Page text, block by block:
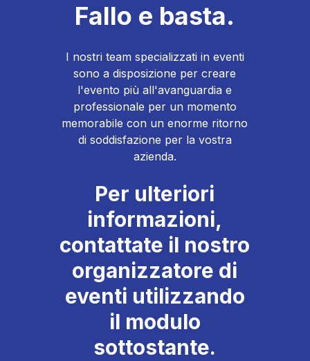
Fallo e basta.
I nostri team specializzati in eventi
sono a disposizione per creare
l'evento più all'avanguardia e
professionale per un momento
memorabile con un enorme ritorno
di soddisfazione per la vostra
azienda.
Per ulteriori
informazioni,
contattate il nostro
organizzatore di
eventi utilizzando
il modulo
sottostante.